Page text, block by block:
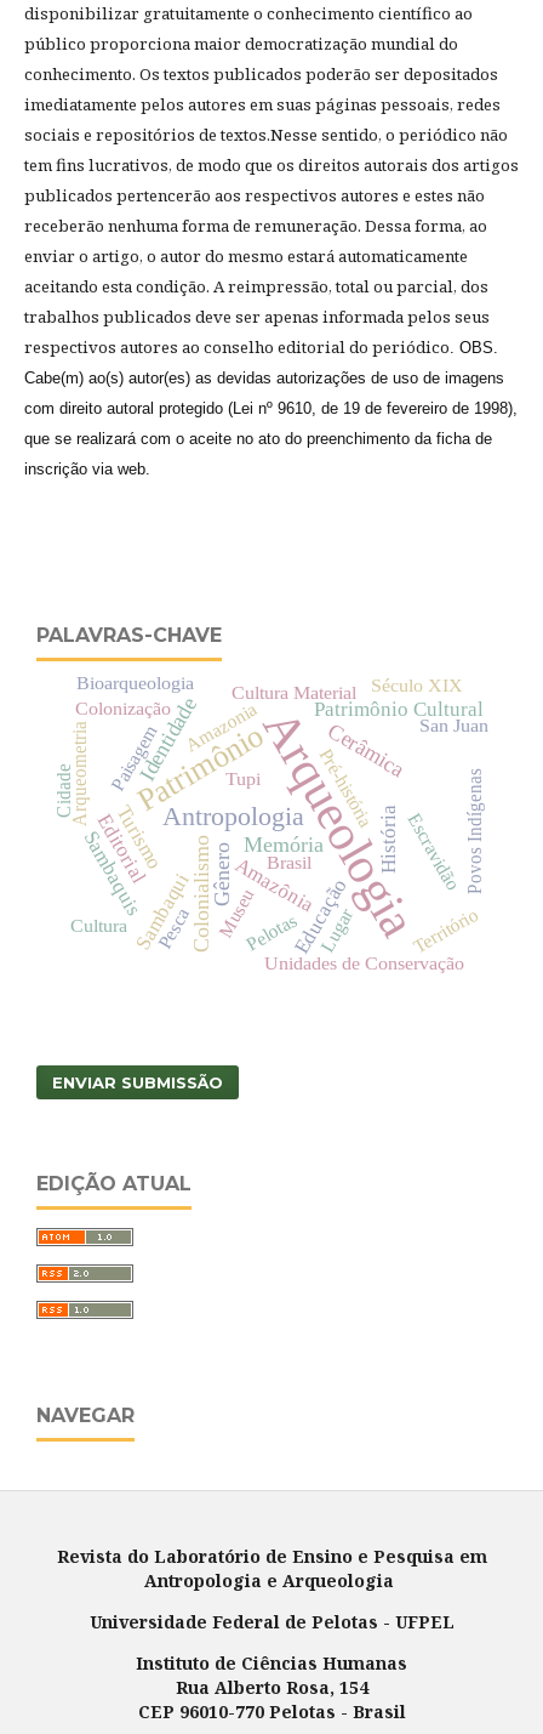
disponibilizar gratuitamente o conhecimento científico ao
público proporciona maior democratização mundial do
conhecimento. Os textos publicados poderão ser depositados
imediatamente pelos autores em suas páginas pessoais, redes
sociais e repositórios de textos.Nesse sentido, o periódico não
tem fins lucrativos, de modo que os direitos autorais dos artigos
publicados pertencerão aos respectivos autores e estes não
receberão nenhuma forma de remuneração. Dessa forma, ao
enviar o artigo, o autor do mesmo estará automaticamente
aceitando esta condição. A reimpressão, total ou parcial, dos
trabalhos publicados deve ser apenas informada pelos seus
respectivos autores ao conselho editorial do periódico . OBS.
Cabe(m) ao(s) autor(es) as devidas autorizações de uso de imagens
com direito autoral protegido (Lei nº 9610, de 19 de fevereiro de 1998),
que se realizará com o aceite no ato do preenchimento da ficha de
inscrição via web.
PALAVRAS-CHAVE
Arqueologia
Patrimônio
Antropologia
Memória
Cerâmica
ColonialismoGênero
Identidade
Amazônia
Turismo
Educação
Patrimônio Cultural
Editorial
Sambaqui
História
Sambaquis
Colonização
Pré-história
Paisagem
Cultura
Cultura Material
Arqueometria
Bioarqueologia
Escravidão
Unidades de Conservação
Território
Pesca Pelotas
Brasil
Amazonia
Povos Indígenas
Cidade
Museu
Século XIX
San Juan
Lugar
Tupi
ENVIAR SUBMISSÃO
EDIÇÃO ATUAL
NAVEGAR
Revista do Laboratório de Ensino e Pesquisa em
Antropologia e Arqueologia
Universidade Federal de Pelotas - UFPEL
Instituto de Ciências Humanas
Rua Alberto Rosa, 154
CEP 96010-770 Pelotas - Brasil